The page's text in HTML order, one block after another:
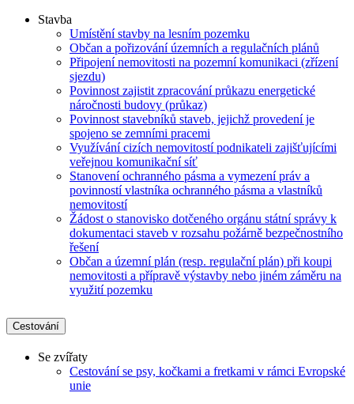
Stavba
Umístění stavby na lesním pozemku
Občan a pořizování územních a regulačních plánů
Připojení nemovitosti na pozemní komunikaci (zřízení
sjezdu)
Povinnost zajistit zpracování průkazu energetické
náročnosti budovy (průkaz)
Povinnost stavebníků staveb, jejichž provedení je
spojeno se zemními pracemi
Využívání cizích nemovitostí podnikateli zajišťujícími
veřejnou komunikační síť
Stanovení ochranného pásma a vymezení práv a
povinností vlastníka ochranného pásma a vlastníků
nemovitostí
Žádost o stanovisko dotčeného orgánu státní správy k
dokumentaci staveb v rozsahu požárně bezpečnostního
řešení
Občan a územní plán (resp. regulační plán) při koupi
nemovitosti a přípravě výstavby nebo jiném záměru na
využití pozemku
Cestování
Se zvířaty
Cestování se psy, kočkami a fretkami v rámci Evropské
unie